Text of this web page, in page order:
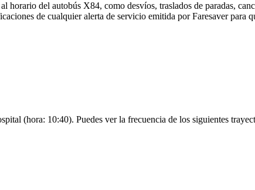
del autobús X84, como desvíos, traslados de paradas,
de cualquier alerta de servicio emitida por Faresaver para
(hora: 10:40). Puedes ver la frecuencia de los siguientes